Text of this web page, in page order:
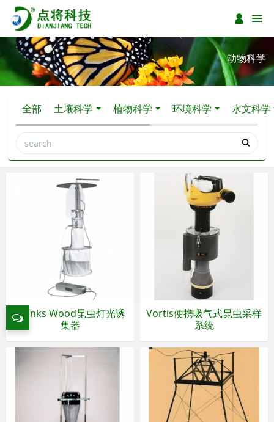
动物科学
全部 土壤科学 植物科学 环境科学 水文科学
Monks Wood昆虫灯光诱
集器
Vortis便携吸气式昆虫采样
系统